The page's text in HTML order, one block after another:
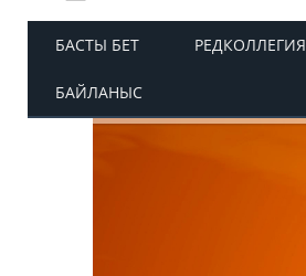
БАСТЫ БЕТ РЕДКОЛЛЕГИЯ
БАЙЛАНЫС